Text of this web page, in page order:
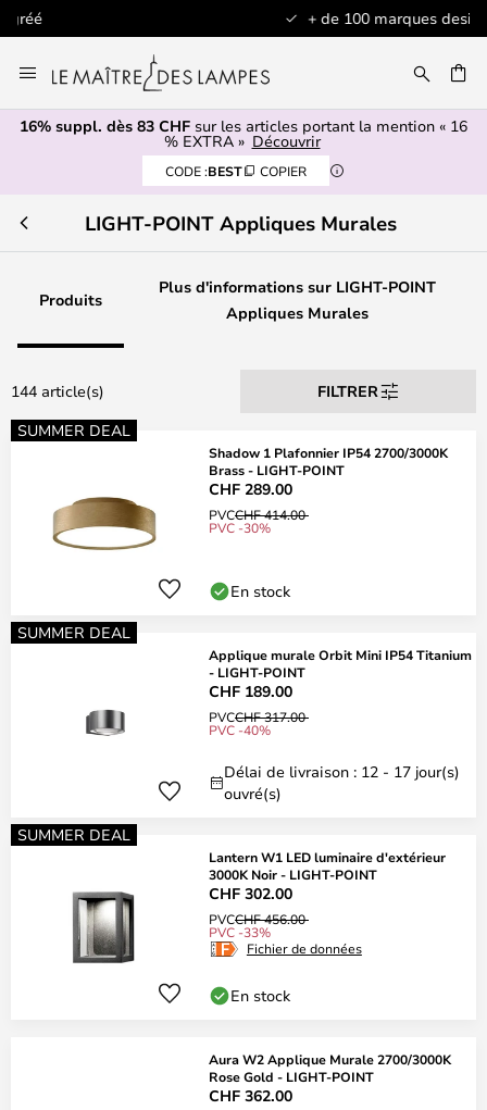
+ de 100 marques design
au
contenu
16% suppl. dès 83 CHF sur les articles portant la mention « 16
% EXTRA » Découvrir
CODE :BEST COPIER
LIGHT-POINT Appliques Murales
Produits
Plus d'informations sur LIGHT-POINT
Appliques Murales
144 article(s)
FILTRER
SUMMER DEAL
Shadow 1 Plafonnier IP54 2700/3000K
Brass - LIGHT-POINT
CHF 289.00
PVCCHF 414.00
PVC -30%
En stock
SUMMER DEAL
Applique murale Orbit Mini IP54 Titanium
- LIGHT-POINT
CHF 189.00
PVCCHF 317.00
PVC -40%
Délai de livraison : 12 - 17 jour(s)
ouvré(s)
SUMMER DEAL
Lantern W1 LED luminaire d'extérieur
3000K Noir - LIGHT-POINT
CHF 302.00
PVCCHF 456.00
PVC -33%
Fichier de données
En stock
Aura W2 Applique Murale 2700/3000K
Rose Gold - LIGHT-POINT
CHF 362.00